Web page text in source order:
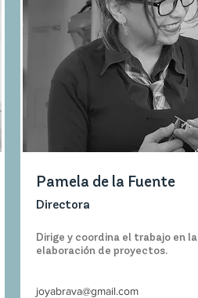
Pamela de la Fuente
Directora
Dirige y coordina el trabajo en la
elaboración de proyectos.
joyabrava@gmail.com